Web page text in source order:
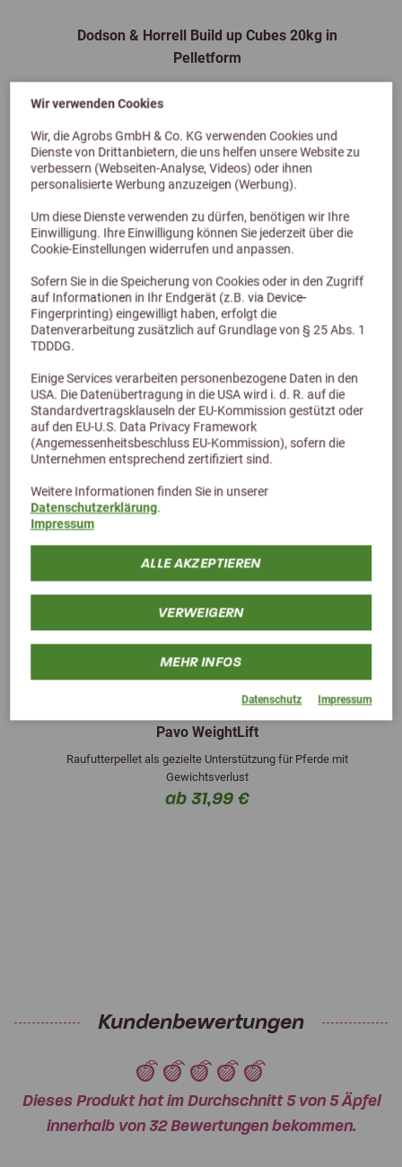
Wir verwenden Cookies
Wir, die Agrobs GmbH & Co. KG verwenden Cookies und
Dienste von Drittanbietern, die uns helfen unsere Website zu
verbessern (Webseiten-Analyse, Videos) oder ihnen
personalisierte Werbung anzuzeigen (Werbung).
Um diese Dienste verwenden zu dürfen, benötigen wir Ihre
Einwilligung. Ihre Einwilligung können Sie jederzeit über die
Cookie-Einstellungen widerrufen und anpassen.
Sofern Sie in die Speicherung von Cookies oder in den Zugriff
auf Informationen in Ihr Endgerät (z.B. via Device-
Fingerprinting) eingewilligt haben, erfolgt die
Datenverarbeitung zusätzlich auf Grundlage von § 25 Abs. 1
TDDDG.
Einige Services verarbeiten personenbezogene Daten in den
USA. Die Datenübertragung in die USA wird i. d. R. auf die
Standardvertragsklauseln der EU-Kommission gestützt oder
auf den EU-U.S. Data Privacy Framework
(Angemessenheitsbeschluss EU-Kommission), sofern die
Unternehmen entsprechend zertifiziert sind.
Weitere Informationen finden Sie in unserer
Datenschutzerklärung.
Impressum
ALLE AKZEPTIEREN
VERWEIGERN
MEHR INFOS
Datenschutz Impressum
Dodson & Horrell Build up Cubes 20kg in
Pelletform
31,49 €
Alternative Produkte
4,9 (28 Bewertungen)
Pavo WeightLift
Raufutterpellet als gezielte Unterstützung für Pferde mit
Gewichtsverlust
ab 31,99 €
Previous Next
Kundenbewertungen
Dieses Produkt hat im Durchschnitt 5 von 5 Äpfel
innerhalb von 32 Bewertungen bekommen.